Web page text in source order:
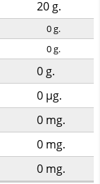
20g.
0g.
0g.
0g.
0 µg.
0 mg.
0 mg.
0 mg.